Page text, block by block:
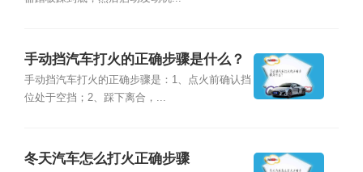
手动挡汽车打火的正确步骤是什么？
手动挡汽车打火的正确步骤是：1、点火前确认挡
位处于空挡；2、踩下离合，...
冬天汽车怎么打火正确步骤